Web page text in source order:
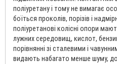
поліуретану і тому не вимагає
боїться проколів, порізів і
поліуретанові колісні опори
лужних середовищ, кислот,
порівнянні зі сталевими і
видають набагато менше шуму,